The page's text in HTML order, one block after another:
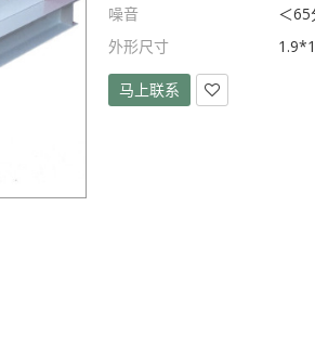
噪音
＜65
外形尺寸
马上联系